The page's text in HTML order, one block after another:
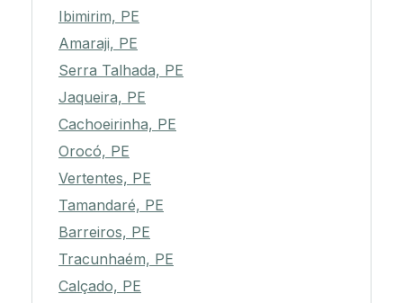
Ibimirim, PE
Amaraji, PE
Serra Talhada, PE
Jaqueira, PE
Cachoeirinha, PE
Orocó, PE
Vertentes, PE
Tamandaré, PE
Barreiros, PE
Tracunhaém, PE
Calçado, PE